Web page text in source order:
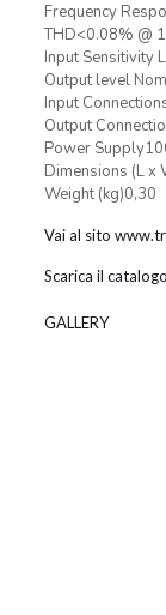
Frequency
THD<0.08% @
Input Sensitivity
Output level
Input
Output
Power
Dimensions (L x
Weight (kg)0,30
Vai al sito
Scarica il
GALLERY